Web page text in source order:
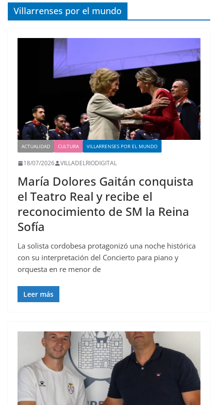
Villarrenses por el mundo
ACTUALIDAD CULTURA VILLARRENSES POR EL MUNDO
18/07/2026 VILLADELRIODIGITAL
María Dolores Gaitán conquista
el Teatro Real y recibe el
reconocimiento de SM la Reina
Sofía
La solista cordobesa protagonizó una noche histórica
con su interpretación del Concierto para piano y
orquesta en re menor de
Leer más